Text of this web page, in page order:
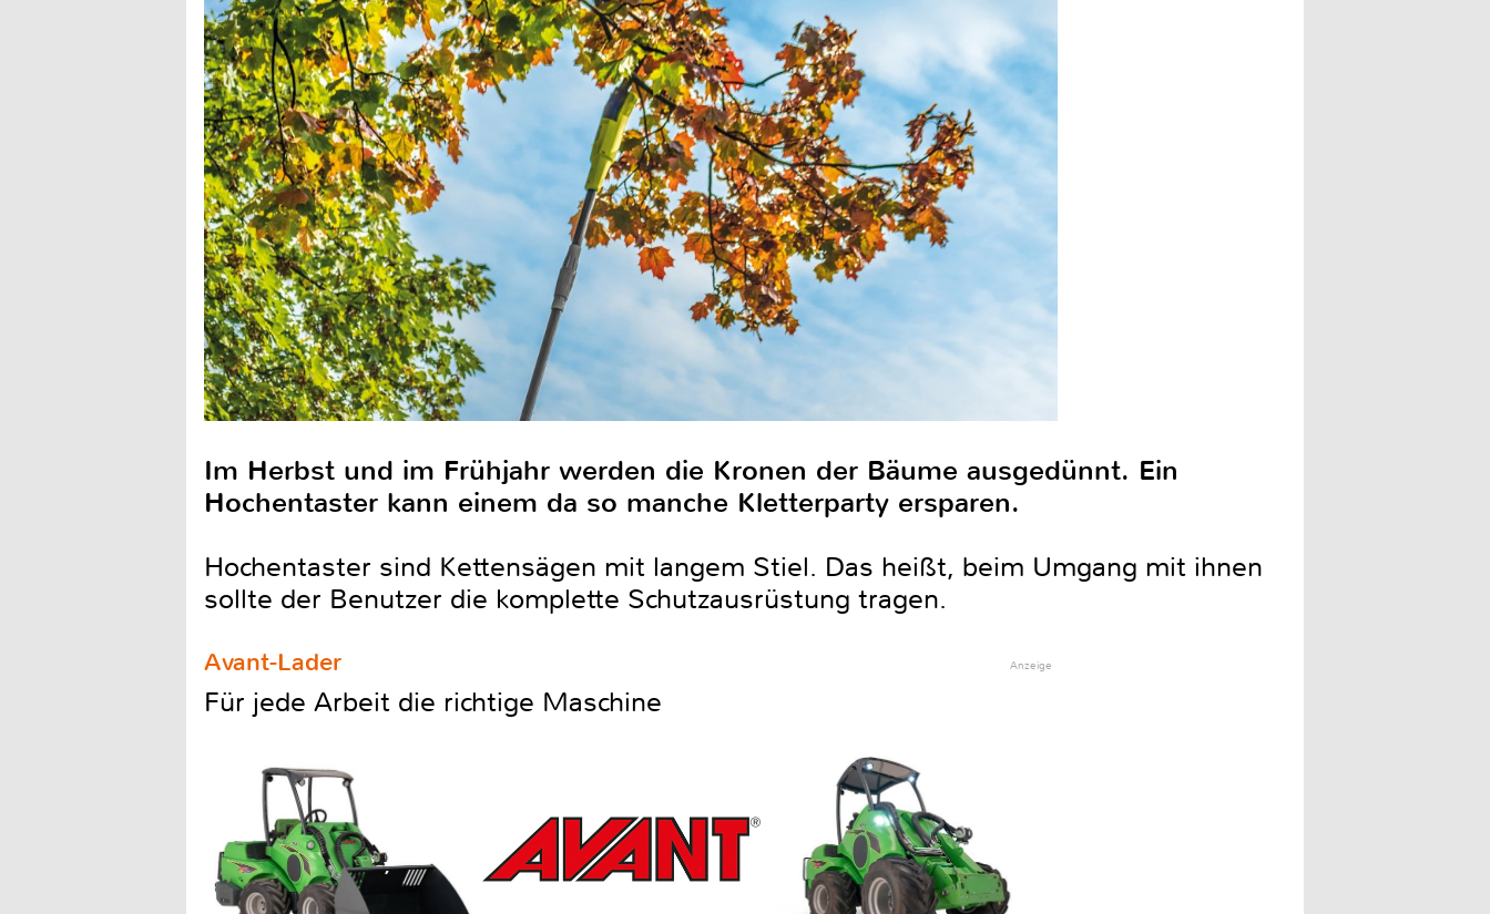
Im Herbst und im Frühjahr werden die Kronen der Bäume ausgedünnt. Ein
Hochentaster kann einem da so manche Kletterparty ersparen.
Hochentaster sind Kettensägen mit langem Stiel. Das heißt, beim Umgang mit ihnen
sollte der Benutzer die komplette Schutzausrüstung tragen.
Anzeige
Avant-Lader
Für jede Arbeit die richtige Maschine